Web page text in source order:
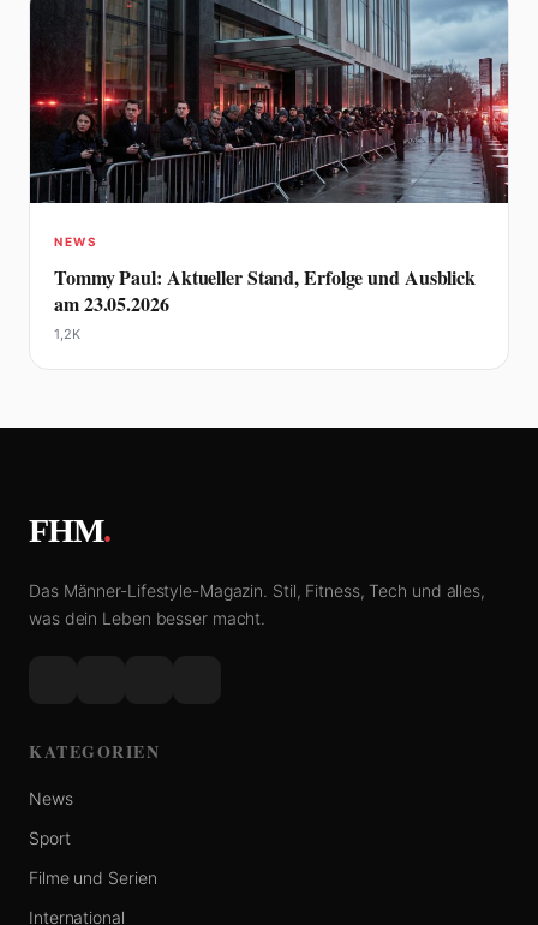
NEWS
Tommy Paul: Aktueller Stand, Erfolge und Ausblick
am 23.05.2026
1,2K
FHM.
Das Männer-Lifestyle-Magazin. Stil, Fitness, Tech und alles,
was dein Leben besser macht.
KATEGORIEN
News
Sport
Filme und Serien
International